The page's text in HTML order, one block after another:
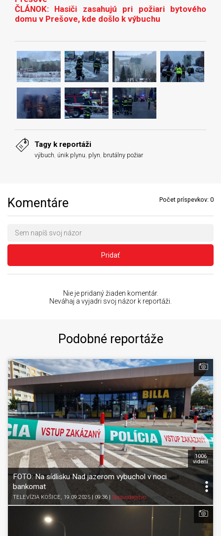
ČLÁNOK: Hasiči zasahujú pri požiari bytového
domu v Prešove, kde došlo k výbuchu
Tagy k reportáži
výbuch únik plynu plyn brutálny požiar
Komentáre Počet príspevkov: 0
Pridať
Nie je pridaný žiaden komentár.
Neváhaj a vyjadri svoj názor k reportáži.
Podobné reportáže
FOTO: Na sídlisku Nad jazerom vybuchol v noci
bankomat
TELEVÍZIA KOŠICE, 19.09.2025 | 09:36 Spravodajstvo
1006
videní